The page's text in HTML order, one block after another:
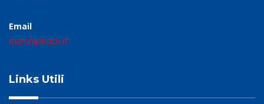
Email
marche@acli.it
Links Utili